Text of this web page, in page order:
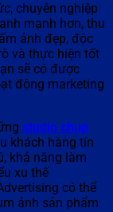
chuyên nghiệp
mạnh hơn, thu
ảnh đẹp, độc
và thực hiện tốt
sẽ có được
động marketing
studio chụp
khách hàng tín
khả năng làm
xu thế
có thể
ảnh sản phẩm